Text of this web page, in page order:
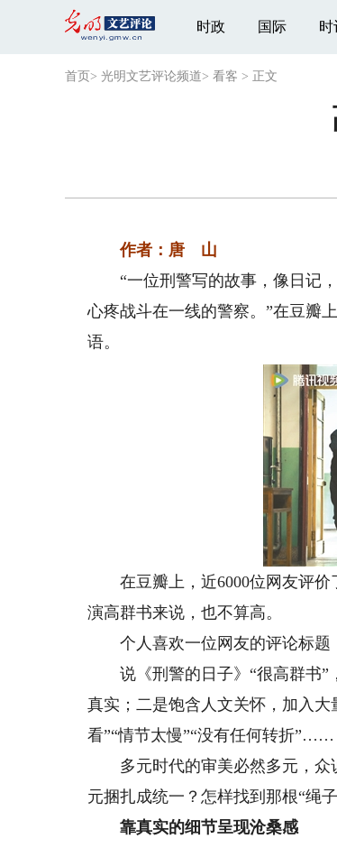
时政 国际 时
首页 > 光明文艺评论频道> 看客 > 正文
作者：唐 山
“一位刑警写的故事，像日记，
心疼战斗在一线的警察。”在豆瓣
语。
在豆瓣上，近6000位网友评价
演高群书来说，也不算高。
个人喜欢一位网友的评论标题
说《刑警的日子》“很高群书”
真实；二是饱含人文关怀，加入
看”“情节太慢”“没有任何转折”……
多元时代的审美必然多元，众
元捆扎成统一？怎样找到那根“绳子
靠真实的细节呈现沧桑感